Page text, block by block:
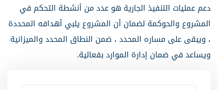
دعم عمليات التنفيذ الجارية هو عدد من أنشطة التحكم في
المشروع والحوكمة لضمان أن المشروع يلبي أهدافه المحددة
، ويبقى على مساره المحدد ، ضمن النطاق المحدد والميزانية
ويساعد في ضمان إدارة الموارد بفعالية.